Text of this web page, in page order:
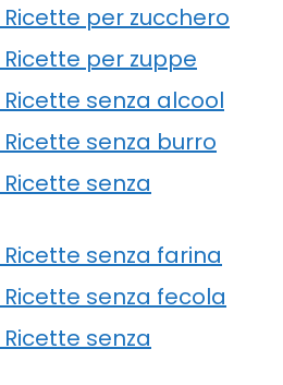
per zucchero
per zuppe
senza alcool
senza burro
senza
senza farina
senza fecola
senza